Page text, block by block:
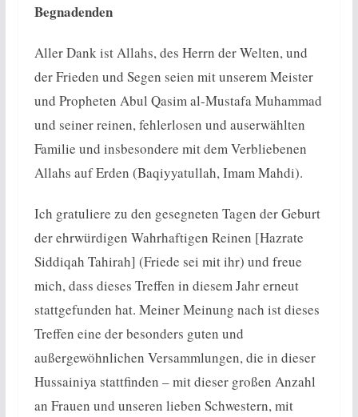
Begnadenden
Aller Dank ist Allahs, des Herrn der Welten, und
der Frieden und Segen seien mit unserem Meister
und Propheten Abul Qasim al-Mustafa Muhammad
und seiner reinen, fehlerlosen und auserwählten
Familie und insbesondere mit dem Verbliebenen
Allahs auf Erden (Baqiyyatullah, Imam Mahdi).
Ich gratuliere zu den gesegneten Tagen der Geburt
der ehrwürdigen Wahrhaftigen Reinen [Hazrate
Siddiqah Tahirah] (Friede sei mit ihr) und freue
mich, dass dieses Treffen in diesem Jahr erneut
stattgefunden hat. Meiner Meinung nach ist dieses
Treffen eine der besonders guten und
außergewöhnlichen Versammlungen, die in dieser
Hussainiya stattfinden – mit dieser großen Anzahl
an Frauen und unseren lieben Schwestern, mit